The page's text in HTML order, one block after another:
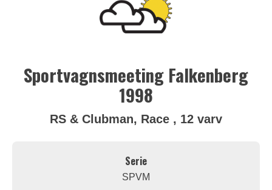
Sportvagnsmeeting Falkenberg
1998
RS & Clubman, Race , 12 varv
Serie
SPVM